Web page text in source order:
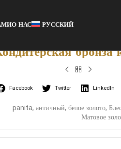
О НАС РУССКИЙ
бронза
Facebook Twitter LinkedIn
panita, античный, белое золото,
Матовое